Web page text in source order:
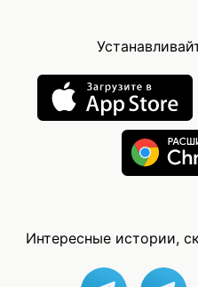
Интересные истории,